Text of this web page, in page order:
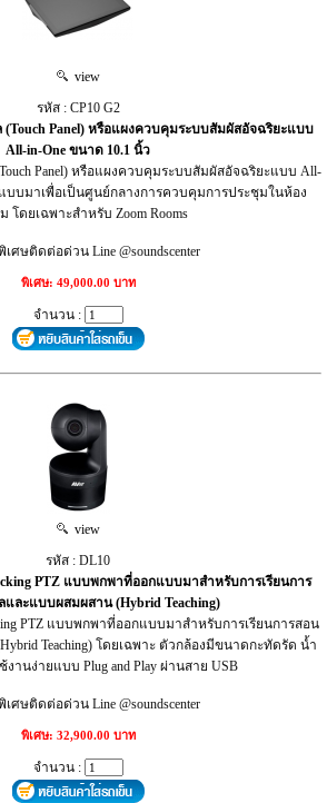
view
รหัส : CP10 G2
(Touch Panel) หรือแผงควบคุมระบบสัมผัสอัจฉริยะแบบ
All-in-One ขนาด 10.1 นิ้ว
Panel) หรือแผงควบคุมระบบสัมผัสอัจฉริยะแบบ All-
บบมาเพื่อเป็นศูนย์กลางการควบคุมการประชุมในห้อง
โดยเฉพาะสำหรับ Zoom Rooms
ศษติดต่อด่วน Line @soundscenter
พิเศษ: 49,000.00 บาท
จำนวน :
view
รหัส : DL10
PTZ แบบพกพาที่ออกแบบมาสำหรับการเรียนการ
และแบบผสมผสาน (Hybrid Teaching)
PTZ แบบพกพาที่ออกแบบมาสำหรับการเรียนการสอน
Teaching) โดยเฉพาะ ตัวกล้องมีขนาดกะทัดรัด น้ำ
งานง่ายแบบ Plug and Play ผ่านสาย USB
ศษติดต่อด่วน Line @soundscenter
พิเศษ: 32,900.00 บาท
จำนวน :